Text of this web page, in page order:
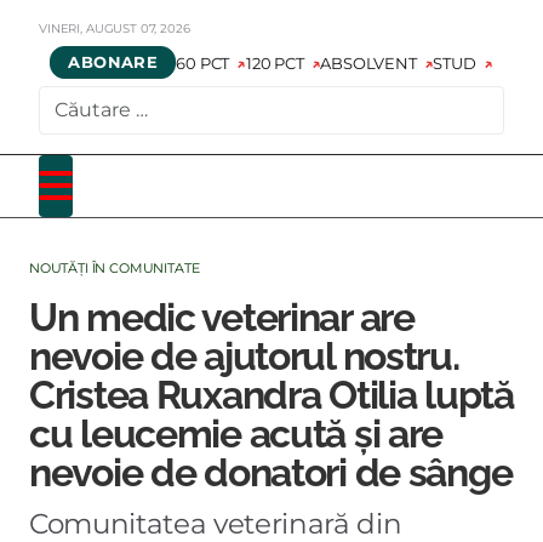
VINERI, AUGUST 07,2026
ABONARE 60 PCT 120 PCT ABSOLVENT STUD
NOUTĂȚI ÎN COMUNITATE
Un medic veterinar are
nevoie de ajutorul nostru.
Cristea Ruxandra Otilia luptă
cu leucemie acută și are
nevoie de donatori de sânge
Comunitatea veterinară din